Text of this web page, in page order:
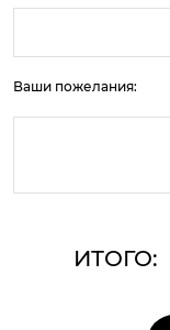
Ваши пожелания:
ИТОГО: